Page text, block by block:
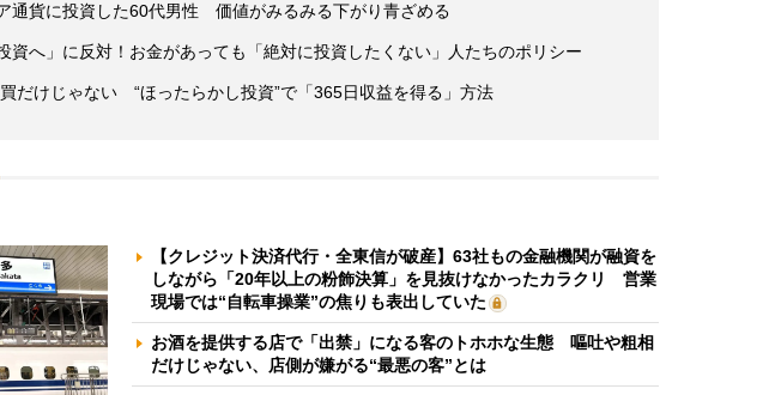
通貨に投資した60代男性 価値がみるみる下がり青ざめる
資へ」に反対！お金があっても「絶対に投資したくない」人たちのポリシー
だけじゃない “ほったらかし投資”で「365日収益を得る」方法
【クレジット決済代行・全東信が破産】63社もの金融機関が融資を
しながら「20年以上の粉飾決算」を見抜けなかったカラクリ 営業
現場では“自転車操業”の焦りも表出していた
お酒を提供する店で「出禁」になる客のトホホな生態 嘔吐や粗相
だけじゃない、店側が嫌がる“最悪の客”とは